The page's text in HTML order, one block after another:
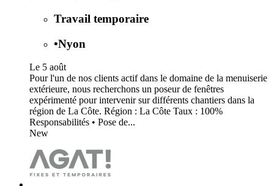
Travail temporaire
•Nyon
Le 5 août
Pour l'un de nos clients actif dans le domaine de la menuiserie
extérieure, nous recherchons un poseur de fenêtres
expérimenté pour intervenir sur différents chantiers dans la
région de La Côte. Région : La Côte Taux : 100%
Responsabilités • Pose de...
New